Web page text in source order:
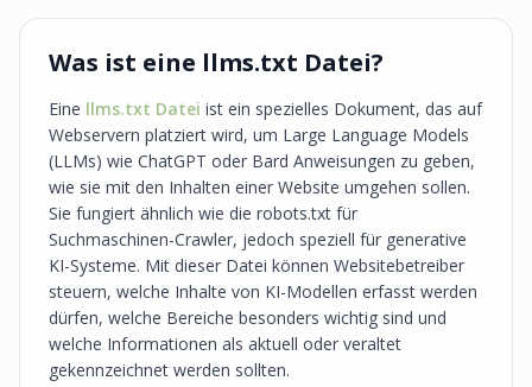
Was ist eine llms.txt Datei?
Eine llms.txt Datei ist ein spezielles Dokument, das auf
Webservern platziert wird, um Large Language Models
(LLMs) wie ChatGPT oder Bard Anweisungen zu geben,
wie sie mit den Inhalten einer Website umgehen sollen.
Sie fungiert ähnlich wie die robots.txt für
Suchmaschinen-Crawler, jedoch speziell für generative
KI-Systeme. Mit dieser Datei können Websitebetreiber
steuern, welche Inhalte von KI-Modellen erfasst werden
dürfen, welche Bereiche besonders wichtig sind und
welche Informationen als aktuell oder veraltet
gekennzeichnet werden sollten.